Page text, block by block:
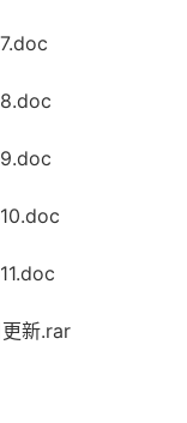
新.rar